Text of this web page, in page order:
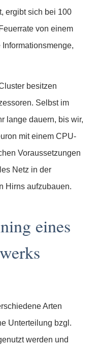
ergibt sich bei 100
von einem
besitzen
Selbst im
lange dauern, bis wir,
mit einem CPU-
Voraussetzungen
Netz in der
Hirns aufzubauen.
eines
Arten
Unterteilung bzgl.
werden und